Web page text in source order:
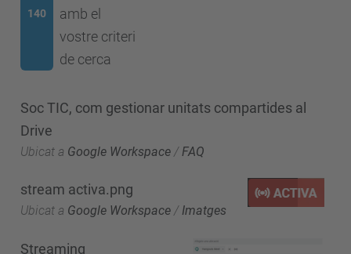
140
amb el
vostre criteri
de cerca
Soc TIC, com gestionar unitats compartides al
Drive
Ubicat a Google Workspace / FAQ
stream activa.png
Ubicat a Google Workspace / Imatges
Streaming